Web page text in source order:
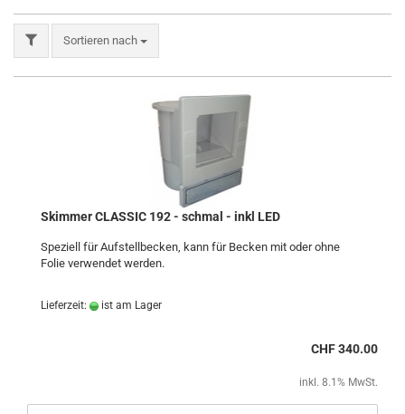
Sortieren nach
Skimmer CLASSIC 192 - schmal - inkl LED
Speziell für Aufstellbecken, kann für Becken mit oder ohne
Folie verwendet werden.
Lieferzeit: ist am Lager
CHF 340.00
inkl. 8.1% MwSt.